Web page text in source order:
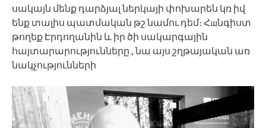
սակայն մենք դարձյալ ներկայի փոխարեն կռ իվ
ենք տալիս պատմական թշ նամու դեմ։ Հшնգիստ
թողեք Էրդողանին և իր ծի սակարգային
հայտարարությունները , նա այս շղթայական առ
նակչությունների